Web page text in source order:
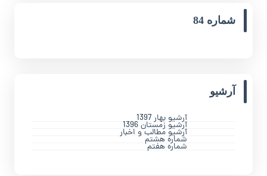
شماره 84
آرشیو
آرشیو بهار 1397
آرشیو زمستان 1396
آرشیو مطالب و اخبار
شماره هشتم
شماره هفتم